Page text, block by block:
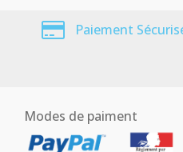
Paiement
Modes de paiment